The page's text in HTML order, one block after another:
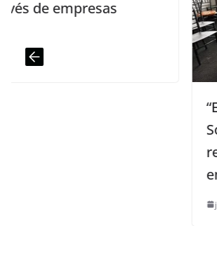
“Empreendedorismo e
Social” são debatidos
realização de projetos da